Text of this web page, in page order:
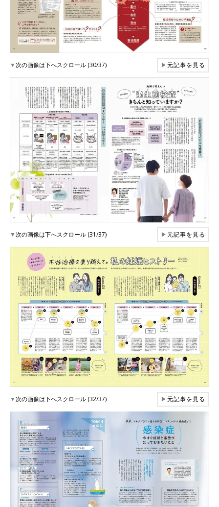
▼次の画像は下へスクロール (30/37) ▶元記事を見る
▼次の画像は下へスクロール (31/37) ▶元記事を見る
▼次の画像は下へスクロール (32/37) ▶元記事を見る